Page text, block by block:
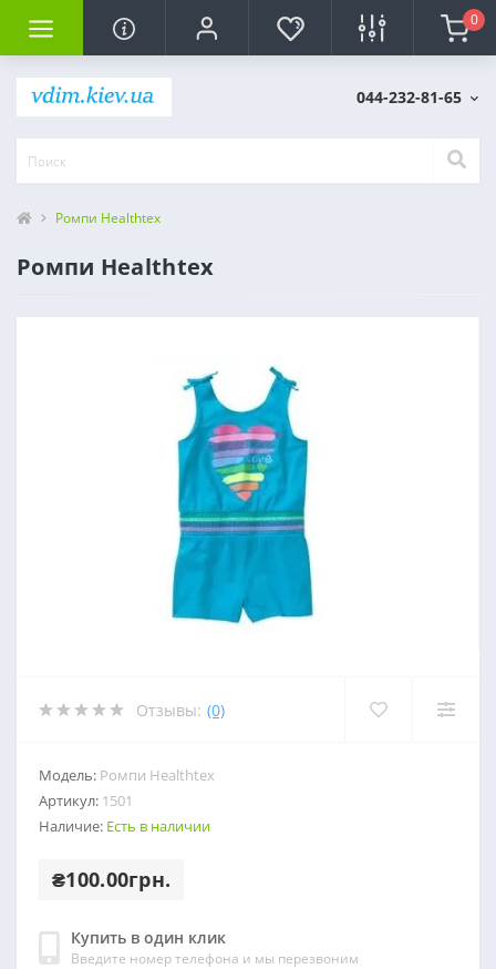
0
044-232-81-65
Ромпи Healthtex
Ромпи Healthtex
Отзывы: (0)
Модель: Ромпи Healthtex
Артикул: 1501
Наличие: Есть в наличии
₴100.00грн.
Купить в один клик
Введите номер телефона и мы перезвоним